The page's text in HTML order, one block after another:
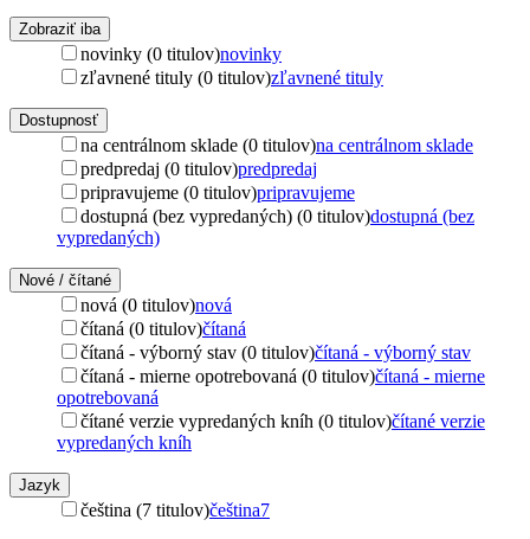
Zobraziť iba
novinky (0 titulov)novinky
zľavnené tituly (0 titulov)zľavnené tituly
Dostupnosť
na centrálnom sklade (0 titulov)na centrálnom sklade
predpredaj (0 titulov)predpredaj
pripravujeme (0 titulov)pripravujeme
dostupná (bez vypredaných) (0 titulov)dostupná (bez
vypredaných)
Nové / čítané
nová (0 titulov)nová
čítaná (0 titulov)čítaná
čítaná - výborný stav (0 titulov)čítaná - výborný stav
čítaná - mierne opotrebovaná (0 titulov)čítaná - mierne
opotrebovaná
čítané verzie vypredaných kníh (0 titulov)čítané verzie
vypredaných kníh
Jazyk
čeština (7 titulov)čeština7